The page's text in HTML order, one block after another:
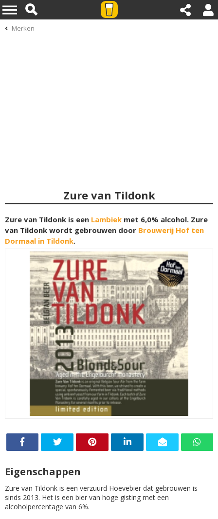
Merken
Zure van Tildonk
Zure van Tildonk is een Lambiek met 6,0% alcohol. Zure
van Tildonk wordt gebrouwen door Brouwerij Hof ten
Dormaal in Tildonk.
Eigenschappen
Zure van Tildonk is een verzuurd Hoevebier dat gebrouwen is
sinds 2013. Het is een bier van hoge gisting met een
alcoholpercentage van 6%.